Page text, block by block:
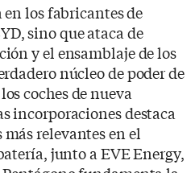
en los fabricantes de
sino que ataca de
y el ensamblaje de los
núcleo de poder de
coches de nueva
incorporaciones destaca
relevantes en el
junto a EVE Energy,